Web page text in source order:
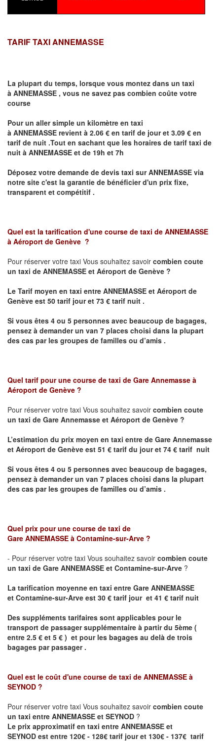
TARIF TAXI ANNEMASSE
La plupart du temps, lorsque vous montez dans un taxi
à ANNEMASSE , vous ne savez pas combien coûte votre
course
Pour un aller simple un kilomètre en taxi
à ANNEMASSE revient à 2.06 € en tarif de jour et 3.09 € en
tarif de nuit .Tout en sachant que les horaires de tarif taxi de
nuit à ANNEMASSE et de 19h et 7h
Déposez votre demande de devis taxi surANNEMASSE via
notre site c'est la garantie de bénéficier d'un prix fixe,
transparent et compétitif .
Quel est la tarification d'une course de taxi de ANNEMASSE
à Aéroport de Genève ?
Pour réserver votre taxi Vous souhaitez savoir combien coute
un taxi de ANNEMASSE et Aéroport de Genève ?
Le Tarif moyen en taxi entre ANNEMASSE et Aéroport de
Genève est 50 tarif jour et 73 € tarif nuit .
Si vous êtes 4 ou 5 personnes avec beaucoup de bagages,
pensez à demander un van 7 places choisi dans la plupart
des cas par les groupes de familles ou d’amis .
Quel tarif pour une course de taxi de Gare Annemasse à
Aéroport de Genève ?
Pour réserver votre taxi Vous souhaitez savoir combien coute
un taxi de Gare Annemasse et Aéroport de Genève ?
L’estimation du prix moyen en taxi entre de Gare Annemasse
et Aéroport de Genève est 51 € tarif du jour et 74 € tarif nuit
Si vous êtes 4 ou 5 personnes avec beaucoup de bagages,
pensez à demander un van 7 places choisi dans la plupart
des cas par les groupes de familles ou d’amis .
Quel prix pour une course de taxi de
Gare ANNEMASSE à Contamine-sur-Arve ?
- Pour réserver votre taxi Vous souhaitez savoir combien coute
un taxi de Gare ANNEMASSE et Contamine-sur-Arve ?
La tarification moyenne en taxi entre Gare ANNEMASSE
et Contamine-sur-Arve est 30 € tarif jour et 41 € tarif nuit
Des suppléments tarifaires sont applicables pour le
transport de passager supplémentaire à partir du 5ème (
entre 2.5 € et 5 € ) et pour les bagages au delà de trois
bagages par passager .
Quel est le coût d'une course de taxi de ANNEMASSE à
SEYNOD ?
Pour réserver votre taxi Vous souhaitez savoir combien coute
un taxi entre ANNEMASSE et SEYNOD ?
Le prix approximatif en taxi entre ANNEMASSE et
SEYNOD est entre 120€ - 128€ tarif jour et 130€ - 137€ tarif